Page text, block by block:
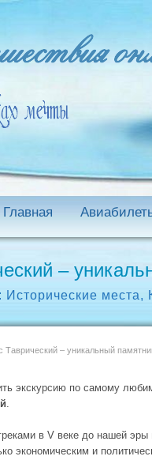
Главная
–
Исторические места,
Таврический – уникальный
экскурсию по самому
.
в V веке до нашей
экономическим и